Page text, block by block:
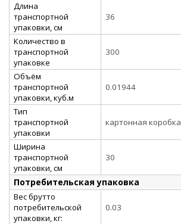
Длина
транспортной
упаковки, см
36
Количество в
транспортной
упаковке
300
Объём
транспортной
упаковки, куб.м
0.01944
Тип
транспортной
упаковки
картонная коробка
Ширина
транспортной
упаковки, см
30
Потребительская упаковка
Вес брутто
потребительской
упаковки, кг:
0.03